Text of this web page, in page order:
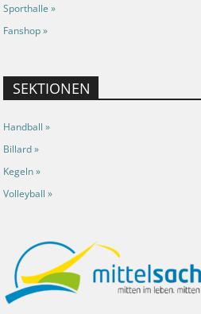
Sporthalle »
Fanshop »
SEKTIONEN
Handball »
Billard »
Kegeln »
Volleyball »